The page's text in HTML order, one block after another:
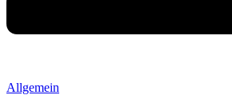
Allgemein